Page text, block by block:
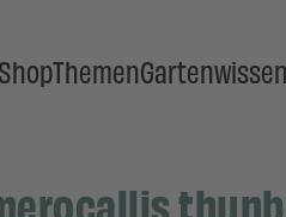
ShopThemenGartenwissen